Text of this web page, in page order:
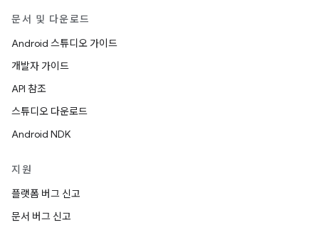
문서 및 다운로드
Android 스튜디오 가이드
개발자 가이드
API 참조
스튜디오 다운로드
Android NDK
지원
플랫폼 버그 신고
문서 버그 신고